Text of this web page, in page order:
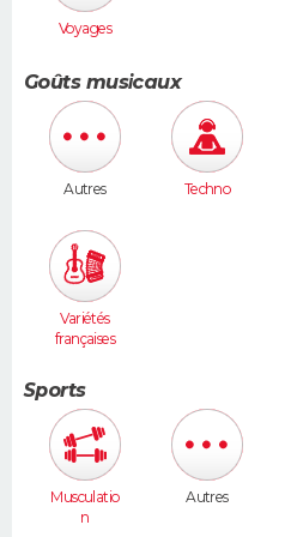
Voyages
Goûts musicaux
Autres Techno
Variétés
françaises
Sports
Musculatio
n
Autres